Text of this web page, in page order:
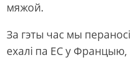
мяжой.
За гэты час мы
ехалі па ЕС у Францыю,